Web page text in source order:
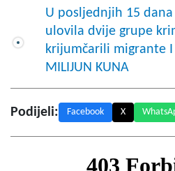
U posljednjih 15
ulovila dvije grupe
krijumčarili migrante I
MILIJUN KUNA
Podijeli: Facebook X